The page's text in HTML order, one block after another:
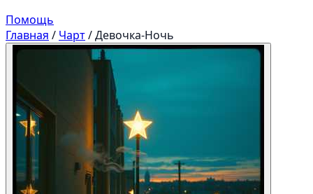
Помощь
Главная / Чарт/Девочка-Ночь